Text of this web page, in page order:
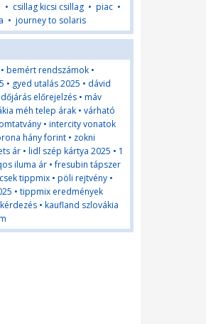
• csillag kicsi csillag • piac •
• journey to solaris
• bemért rendszámok •
• gyed utalás 2025 • dávid
előrejelzés • máv
méh telep árak • várható
• intercity vonatok
hány forint • zokni
ár • lidl szép kártya 2025 • 1
iluma ár •fresubin tápszer
tippmix • pöli rejtvény •
• tippmix eredmények
• kaufland szlovákia